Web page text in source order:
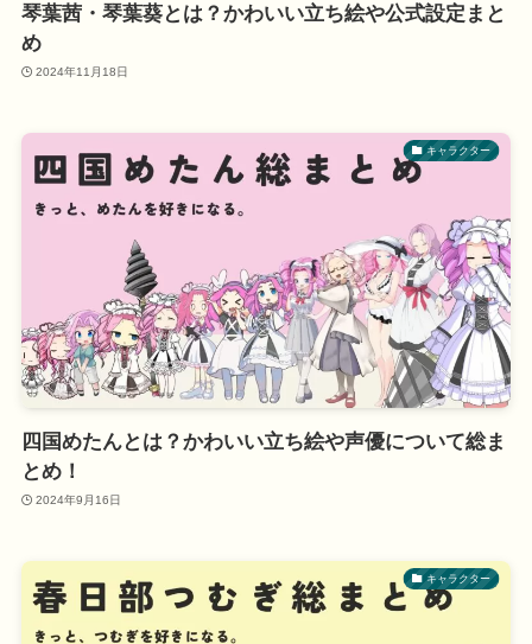
琴葉茜・琴葉葵とは？かわいい立ち絵や公式設定まと
め
2024年11月18日
キャラクター
四国めたんとは？かわいい立ち絵や声優について総ま
とめ！
2024年9月16日
キャラクター